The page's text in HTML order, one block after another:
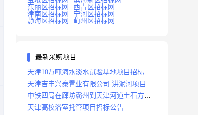
东丽区招标网
西青区招标网
津南区招标网
宁河区招标网
静海区招标网
蓟州区招标网
最新采购项目
天津10万吨海水淡水试验基地项目招标
天津吉丰兴泰置业有限公司 洪泥河项目招
标工程
中铁四局在廊坊霸州到天津河道土石方工
程项目招标
天津高校浴室托管项目招标公告